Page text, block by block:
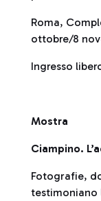
Roma,
ottobre/8
Ingresso
Mostra
Ciampino.
Fotografie,
testimoniano